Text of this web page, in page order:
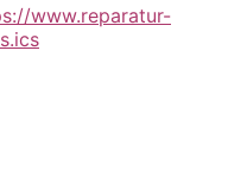
www.reparatur-